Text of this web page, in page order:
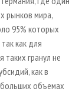
рынков мира,
95% которых
как для
таких гранул не
как в
больших объемах